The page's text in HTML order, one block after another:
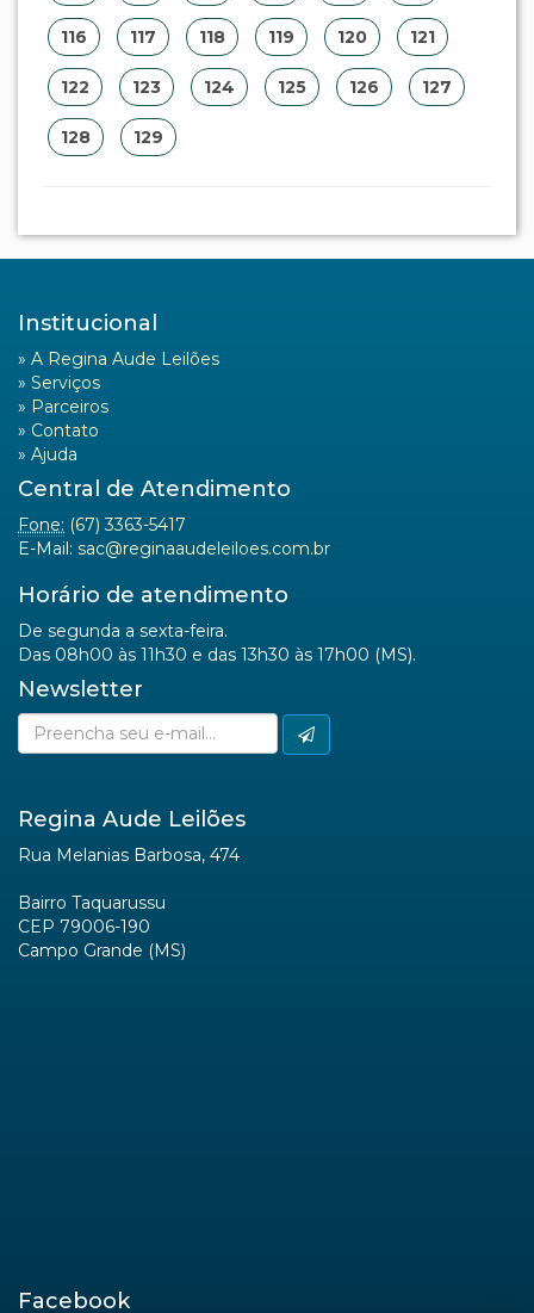
116 117 118 119 120 121
122 123 124 125 126 127
128 129
Institucional
» A Regina Aude Leilões
» Serviços
» Parceiros
» Contato
» Ajuda
Central de Atendimento
Fone: (67) 3363-5417
E-Mail: sac@reginaaudeleiloes.com.br
Horário de atendimento
De segunda a sexta-feira.
Das 08h00 às 11h30 e das 13h30 às 17h00 (MS).
Newsletter
Regina Aude Leilões
Rua Melanias Barbosa, 474
Bairro Taquarussu
CEP 79006-190
Campo Grande (MS)
Facebook